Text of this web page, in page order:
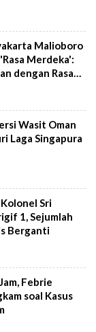
Malioboro
Merdeka':
dengan Rasa
Wasit Oman
Laga Singapura
Sri
1, Sejumlah
Berganti
Febrie
soal Kasus